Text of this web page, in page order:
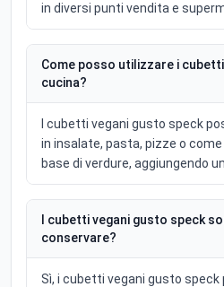
in diversi punti vendita e
Come posso utilizzare i
cucina?
I cubetti vegani gusto speck
in insalate, pasta, pizze o
base di verdure, aggiungendo
I cubetti vegani gusto speck
conservare?
Sì, i cubetti vegani gusto speck